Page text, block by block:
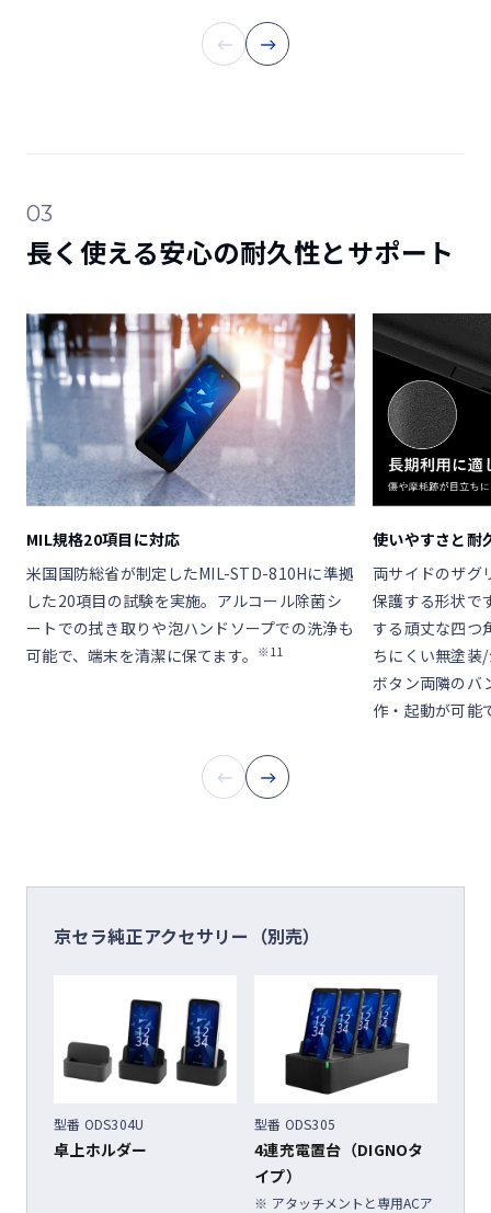
03
長く使える安心の耐久性とサポート
MIL規格20項目に対応
米国国防総省が制定したMIL-STD-810Hに準拠
した20項目の試験を実施。アルコール除菌シ
ートでの拭き取りや泡ハンドソープでの洗浄も
可能で、端末を清潔に保てます。
※11
使いやすさと耐
両サイドのザグ
保護する形状で
する頑丈な四つ
ちにくい無塗装
ボタン両隣のバ
作・起動が可能
京セラ純正アクセサリー（別売）
型番 ODS304U
卓上ホルダー
型番 ODS305
4連充電置台（DIGNOタ
イプ）
アタッチメントと専用ACア